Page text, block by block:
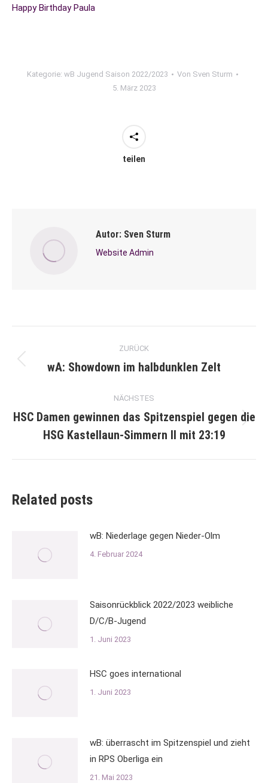
Happy Birthday Paula
Kategorie: wB Jugend Saison 2022/2023 Von Sven Sturm
5. März 2023
teilen
Autor: Sven Sturm
Website Admin
Kommentarnavigation
ZURÜCK
Vorheriger
wA: Showdown im halbdunklen Zelt
NÄCHSTES
Nächster
Beitrag:
HSC Damen gewinnen das Spitzenspiel gegen die
HSG Kastellaun-Simmern II mit 23:19
Related posts
wB: Niederlage gegen Nieder-Olm
4. Februar 2024
Saisonrückblick 2022/2023 weibliche
D/C/B-Jugend
1. Juni 2023
HSC goes international
1. Juni 2023
wB: überrascht im Spitzenspiel und zieht
in RPS Oberliga ein
21. Mai 2023